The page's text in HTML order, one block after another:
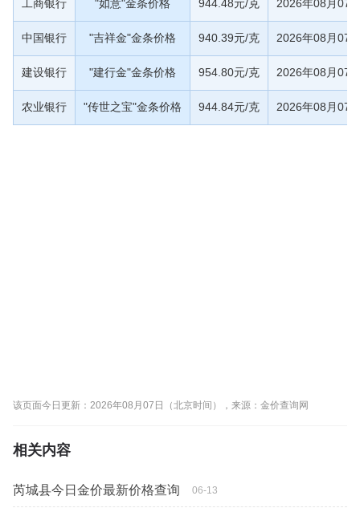
工商银行 "如意"金条价格 944.48元/克 2026年08月07
中国银行 "吉祥金"金条价格 940.39元/克 2026年08月07
建设银行 "建行金"金条价格 954.80元/克 2026年08月07
农业银行 "传世之宝"金条价格 944.84元/克 2026年08月07
该页面今日更新：2026年08月07日（北京时间），来源：金价查询网
相关内容
芮城县今日金价最新价格查询 06-13